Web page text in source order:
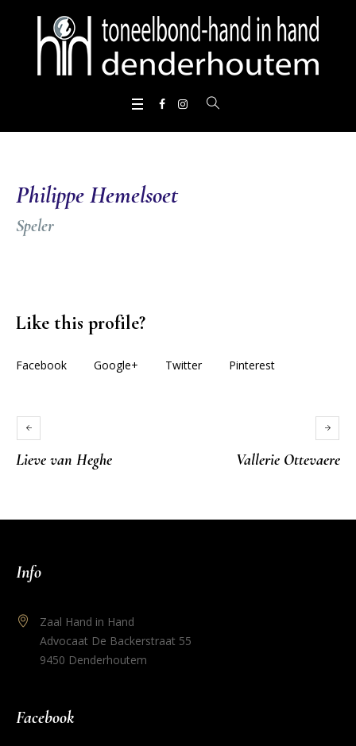
Philippe Hemelsoet
Speler
Like this profile?
Facebook Google+ Twitter Pinterest
Lieve van Heghe Vallerie Ottevaere
Info
Zaal Hand in Hand
Advocaat De Backerstraat 55
9450 Denderhoutem
Facebook